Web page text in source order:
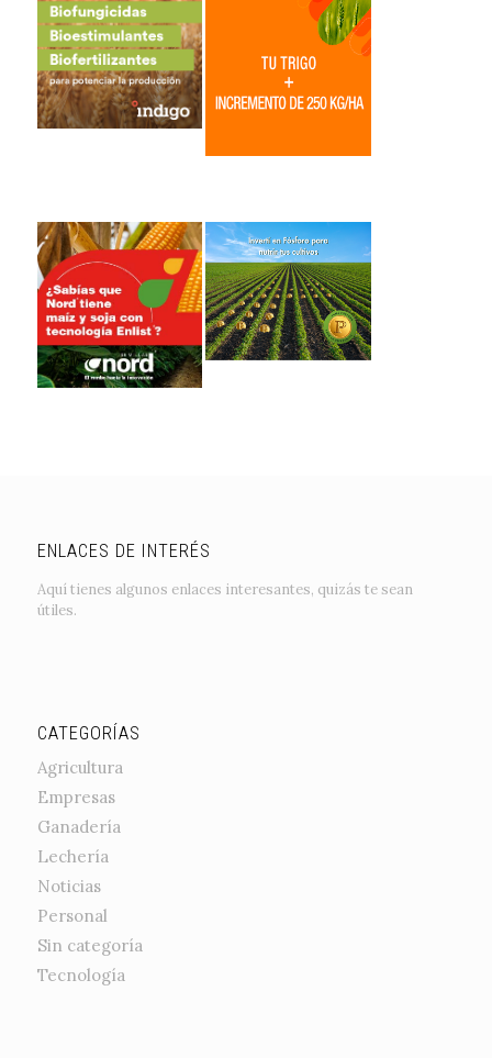
ENLACES DE INTERÉS
Aquí tienes algunos enlaces interesantes, quizás te sean
útiles.
CATEGORÍAS
Agricultura
Empresas
Ganadería
Lechería
Noticias
Personal
Sin categoría
Tecnología